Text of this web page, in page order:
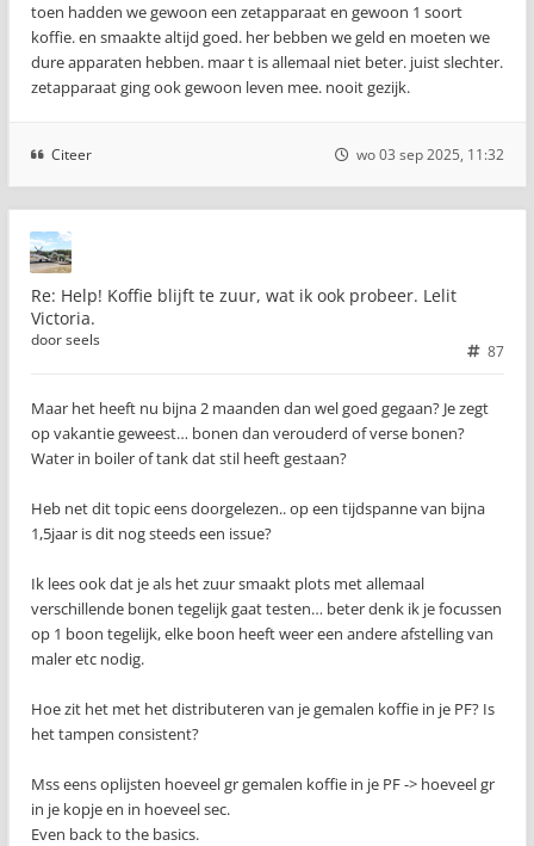
toen hadden we gewoon een zetapparaat en gewoon 1 soort
koffie. en smaakte altijd goed. her bebben we geld en moeten we
dure apparaten hebben. maar t is allemaal niet beter. juist slechter.
zetapparaat ging ook gewoon leven mee. nooit gezijk.
Citeer wo 03 sep 2025, 11:32
Re: Help! Koffie blijft te zuur, wat ik ook probeer. Lelit
Victoria.
87
doorseels
Maar het heeft nu bijna 2 maanden dan wel goed gegaan? Je zegt
op vakantie geweest… bonen dan verouderd of verse bonen?
Water in boiler of tank dat stil heeft gestaan?
Heb net dit topic eens doorgelezen.. op een tijdspanne van bijna
1,5jaar is dit nog steeds een issue?
Ik lees ook dat je als het zuur smaakt plots met allemaal
verschillende bonen tegelijk gaat testen… beter denk ik je focussen
op 1 boon tegelijk, elke boon heeft weer een andere afstelling van
maler etc nodig.
Hoe zit het met het distributeren van je gemalen koffie in je PF? Is
het tampen consistent?
Mss eens oplijsten hoeveel gr gemalen koffie in je PF -> hoeveel gr
in je kopje en in hoeveel sec.
Even back to the basics.